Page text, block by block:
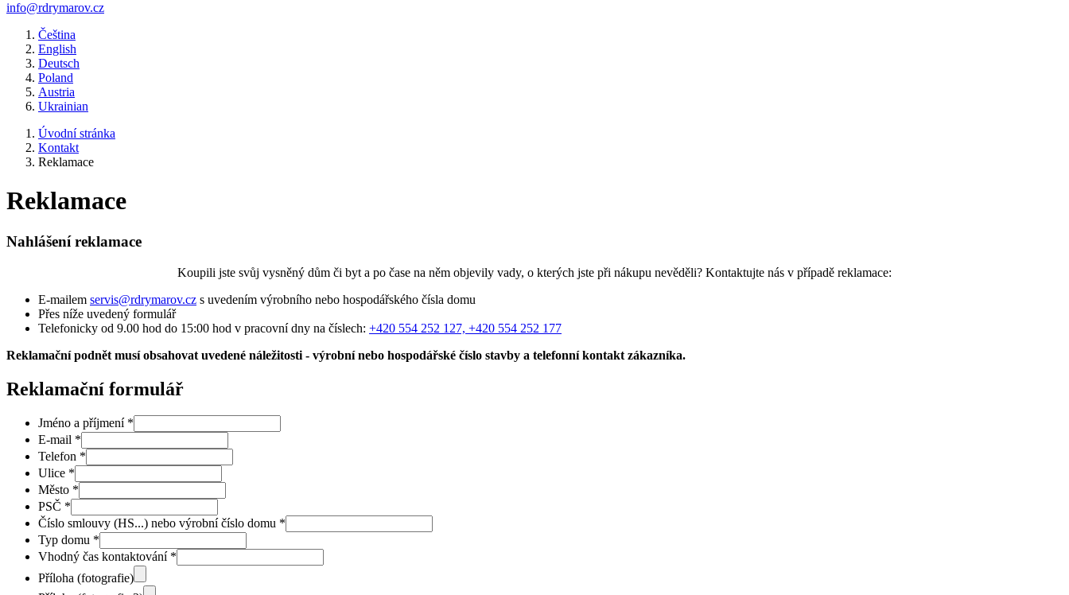
info@rdrymarov.cz
Čeština
English
Deutsch
Poland
Austria
Ukrainian
Úvodní stránka
Kontakt
Reklamace
Reklamace
Nahlášení reklamace
Koupili jste svůj vysněný dům či byt a po čase na něm objevily vady, o kterých jste při nákupu nevěděli? Kontaktujte nás v případě reklamace:
E-mailem servis@rdrymarov.cz s uvedením výrobního nebo hospodářského čísla domu
Přes níže uvedený formulář
Telefonicky od 9.00 hod do 15:00 hod v pracovní dny na číslech: +420 554 252 127, +420 554 252 177
Reklamační podnět musí obsahovat uvedené náležitosti - výrobní nebo hospodářské číslo stavby a telefonní kontakt zákazníka.
Reklamační formulář
Jméno a příjmení *
E-mail *
Telefon *
Ulice *
Město *
PSČ *
Číslo smlouvy (HS...) nebo výrobní číslo domu *
Typ domu *
Vhodný čas kontaktování *
Příloha (fotografie)